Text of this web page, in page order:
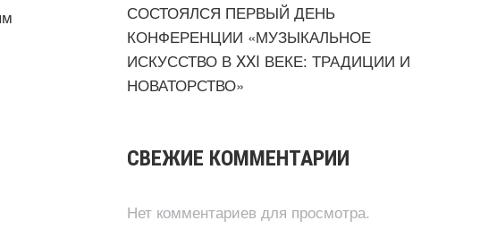
СОСТОЯЛСЯ ПЕРВЫЙ ДЕНЬ
КОНФЕРЕНЦИИ «МУЗЫКАЛЬНОЕ
ИСКУССТВО В XXI ВЕКЕ: ТРАДИЦИИ И
НОВАТОРСТВО»
СВЕЖИЕ КОММЕНТАРИИ
Нет комментариев для просмотра.